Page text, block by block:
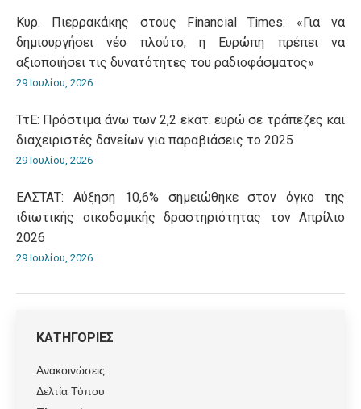
Κυρ. Πιερρακάκης στους Financial Times: «Για να
δημιουργήσει νέο πλούτο, η Ευρώπη πρέπει να
αξιοποιήσει τις δυνατότητες του ραδιοφάσματος»
29 Ιουλίου, 2026
ΤτΕ: Πρόστιμα άνω των 2,2 εκατ. ευρώ σε τράπεζες και
διαχειριστές δανείων για παραβιάσεις το 2025
29 Ιουλίου, 2026
ΕΛΣΤΑΤ: Αύξηση 10,6% σημειώθηκε στον όγκο της
ιδιωτικής οικοδομικής δραστηριότητας τον Απρίλιο
2026
29 Ιουλίου, 2026
ΚΑΤΗΓΟΡΙΕΣ
Ανακοινώσεις
Δελτία Τύπου